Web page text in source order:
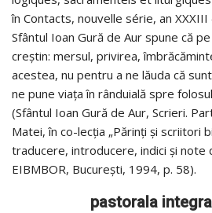
în Contacts, nouvelle série, an
Sfântul Ioan Gură de Aur spune că
creştin: mersul, privirea,
acestea, nu pentru a ne lăuda că
ne pune viaţa în rânduială spre
(Sfântul Ioan Gură de Aur, Scrieri.
Matei, în co-lecţia „Părinţi şi scriitori
traducere, introducere, indici şi note
EIBMBOR, Bucureşti, 1994, p. 58).
pastorala